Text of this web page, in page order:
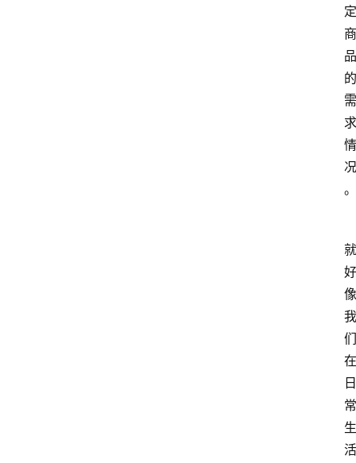
定
商
品
的
需
求
情
况
。
就
好
像
我
们
在
日
常
生
活